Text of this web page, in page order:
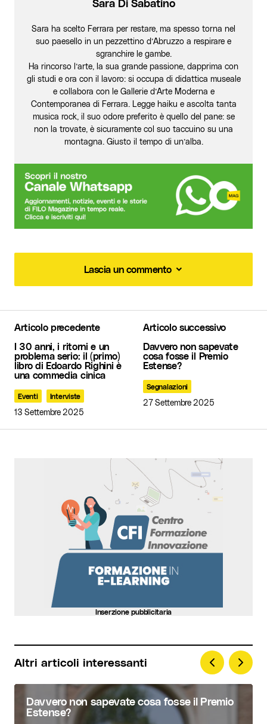
Sara ha scelto Ferrara per restare, ma spesso torna nel
suo paesello in un pezzettino d’Abruzzo a respirare e
sgranchire le gambe.
Ha rincorso l’arte, la sua grande passione, dapprima con
gli studi e ora con il lavoro: si occupa di didattica museale
e collabora con le Gallerie d’Arte Moderna e
Contemporanea di Ferrara. Legge haiku e ascolta tanta
musica rock, il suo odore preferito è quello del pane: se
non la trovate, è sicuramente col suo taccuino su una
montagna. Giusto il tempo di un’alba.
Lascia un commento
Il tuo indirizzo email non sarà pubblicato. I
campi obbligatori sono contrassegnati*
Commento*
Invia commento
Articolo precedente
I 30 anni, i ritorni e un
problema serio: il (primo)
libro di Edoardo Righini è
una commedia cinica
Eventi Interviste
13 Settembre 2025
Articolo successivo
Davvero non sapevate
cosa fosse il Premio
Estense?
Segnalazioni
27 Settembre 2025
Inserzione pubblicitaria
Altri articoli interessanti
Davvero non sapevate cosa fosse il Premio
Estense?